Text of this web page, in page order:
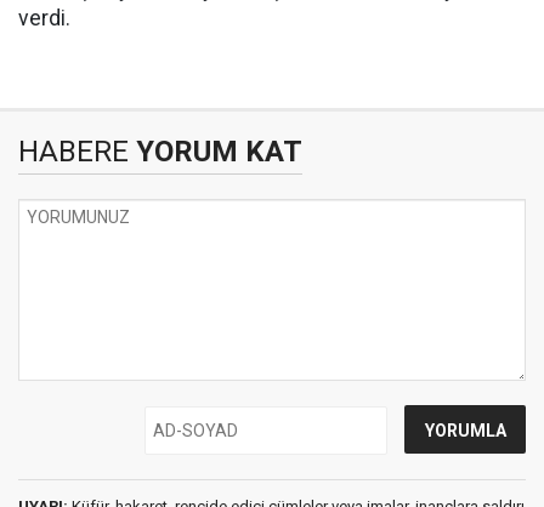
verdi.
HABERE YORUM KAT